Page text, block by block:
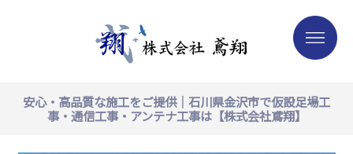
安心・高品質な施工をご提供｜石川県金沢市で仮設足場工
事・通信工事・アンテナ工事は【株式会社鳶翔】